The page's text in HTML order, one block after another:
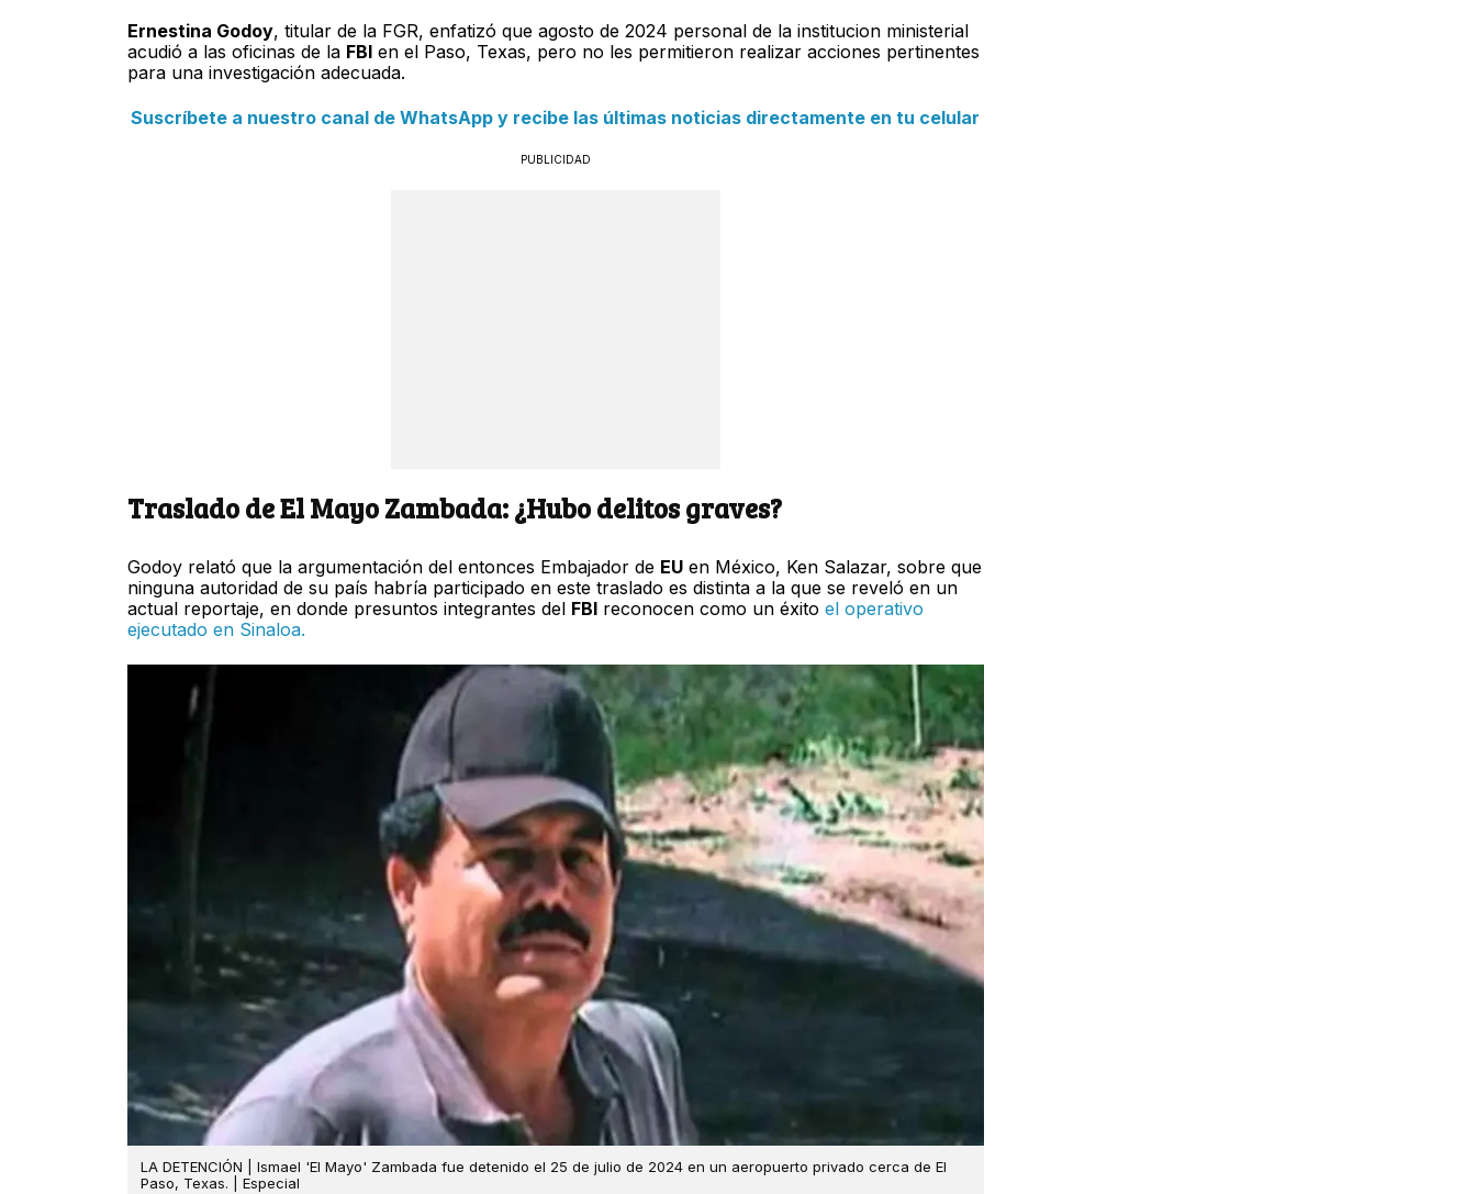
Ernestina Godoy, titular de la FGR, enfatizó que agosto de 2024 personal de la institucion ministerial
acudió a las oficinas de la FBIen el Paso, Texas, pero no les permitieron realizar acciones pertinentes
para una investigación adecuada.
Suscríbete a nuestro canal de WhatsApp y recibe las últimas noticias directamente en tu celular
PUBLICIDAD
Traslado de El Mayo Zambada: ¿Hubo delitos graves?
Godoy relató que la argumentación del entonces Embajador de EUen México, Ken Salazar, sobre que
ninguna autoridad de su país habría participado en este traslado es distinta a la que se reveló en un
actual reportaje, en donde presuntos integrantes del FBIreconocen como un éxito el operativo
ejecutado en Sinaloa.
LA DETENCIÓN | Ismael 'El Mayo' Zambada fue detenido el 25 de julio de 2024 en un aeropuerto privado cerca de El
Paso, Texas. | Especial